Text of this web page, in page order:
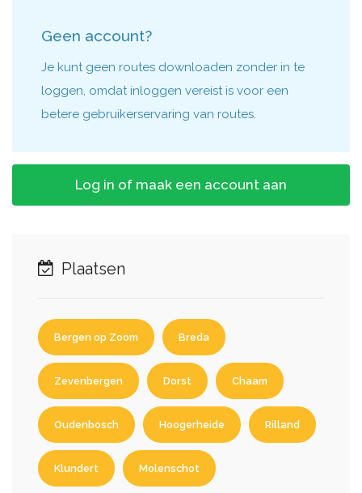
Geen account?
Je kunt geen routes downloaden zonder in te
loggen, omdat inloggen vereist is voor een
betere gebruikerservaring van routes.
Log in of maak een account aan
Plaatsen
Bergen op Zoom Breda
Zevenbergen Dorst Chaam
Oudenbosch Hoogerheide Rilland
Klundert Molenschot